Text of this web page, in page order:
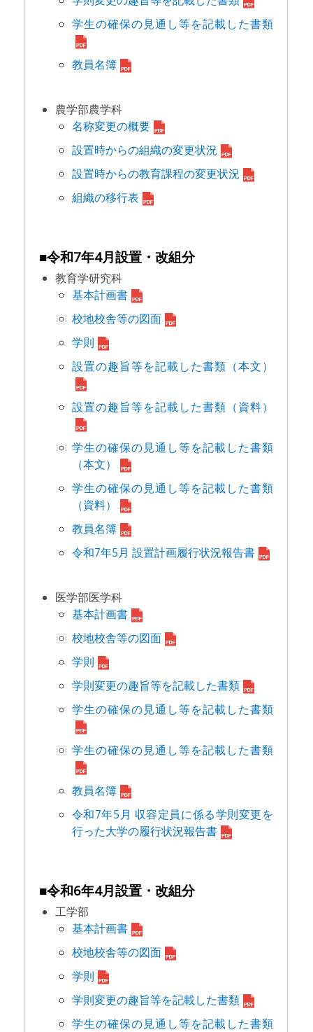
学生の確保の見通し等を記載した書類
教員名簿
農学部農学科
名称変更の概要
設置時からの組織の変更状況
設置時からの教育課程の変更状況
組織の移行表
■令和7年4月設置・改組分
教育学研究科
基本計画書
校地校舎等の図面
学則
設置の趣旨等を記載した書類（本文）
設置の趣旨等を記載した書類（資料）
学生の確保の見通し等を記載した書類
（本文）
学生の確保の見通し等を記載した書類
（資料）
教員名簿
令和7年5月 設置計画履行状況報告書
医学部医学科
基本計画書
校地校舎等の図面
学則
学則変更の趣旨等を記載した書類
学生の確保の見通し等を記載した書類
学生の確保の見通し等を記載した書類
教員名簿
令和7年5月 収容定員に係る学則変更を
行った大学の履行状況報告書
■令和6年4月設置・改組分
工学部
基本計画書
校地校舎等の図面
学則
学則変更の趣旨等を記載した書類
学生の確保の見通し等を記載した書類